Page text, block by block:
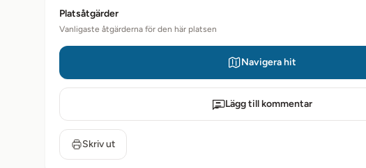
Platsåtgärder
Vanligaste åtgärderna för den här platsen
Navigera hit
Lägg till kommentar
Skriv ut